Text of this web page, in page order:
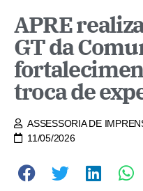
APRE
GT da
troca de
ASSESSORIA DE
11/05/2026